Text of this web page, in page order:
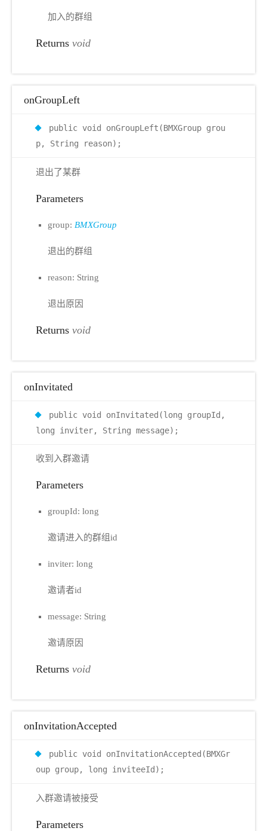
加入的群组
Returns void
onGroupLeft
public void onGroupLeft(BMXGroup grou
p, String reason);
退出了某群
Parameters
group: BMXGroup
退出的群组
reason: String
退出原因
Returns void
onInvitated
public void onInvitated(long groupId,
long inviter, String message);
收到入群邀请
Parameters
groupId: long
邀请进入的群组id
inviter: long
邀请者id
message: String
邀请原因
Returns void
onInvitationAccepted
public void onInvitationAccepted(BMXGr
oup group, long inviteeId);
入群邀请被接受
Parameters